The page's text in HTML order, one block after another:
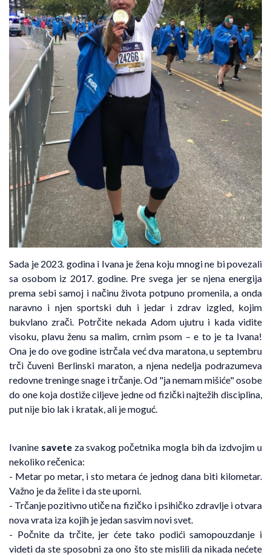
Sada je 2023. godina i Ivana je žena koju mnogi ne bi povezali
sa osobom iz 2017. godine. Pre svega jer se njena energija
prema sebi samoj i načinu života potpuno promenila, a onda
naravno i njen sportski duh i jedar i zdrav izgled, kojim
bukvlano zrači. Potrčite nekada Adom ujutru i kada vidite
visoku, plavu ženu sa malim, crnim psom – e to je ta Ivana!
Ona je do ove godine istrčala već dva maratona, u septembru
trči čuveni Berlinski maraton, a njena nedelja podrazumeva
redovne treninge snage i trčanje. Od "ja nemam mišiće" osobe
do one koja dostiže ciljeve jedne od fizički najtežih disciplina,
put nije bio lak i kratak, ali je moguć.
Ivanine saveteza svakog početnika mogla bih da izdvojim u
nekoliko rečenica:
- Metar po metar, i sto metara će jednog dana biti kilometar.
Važno je da želite i da ste uporni.
- Trčanje pozitivno utiče na fizičko i psihičko zdravlje i otvara
nova vrata iza kojih je jedan sasvim novi svet.
- Počnite da trčite, jer ćete tako podići samopouzdanje i
videti da ste sposobni za ono što ste mislili da nikada nećete